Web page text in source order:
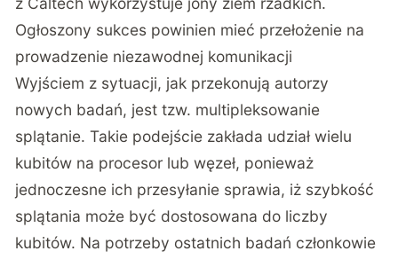
Ogłoszony sukces powinien mieć przełożenie na
prowadzenie niezawodnej komunikacji
Wyjściem z sytuacji, jak przekonują autorzy
nowych badań, jest tzw. multipleksowanie
splątanie. Takie podejście zakłada udział wielu
kubitów na procesor lub węzeł, ponieważ
jednoczesne ich przesyłanie sprawia, iż szybkość
splątania może być dostosowana do liczby
kubitów. Na potrzeby ostatnich badań członkowie